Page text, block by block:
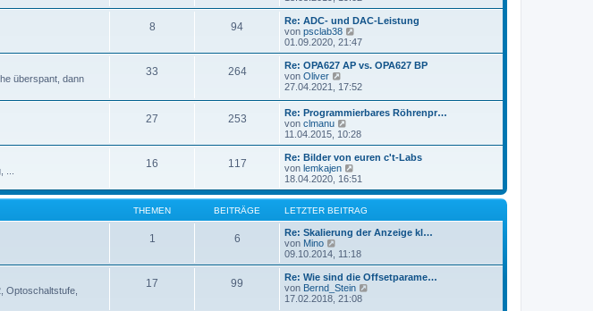
i
r
g
r
B
e
i
r
g
u
e
s
t
r
B
e
i
t
r
g
8 94
Re: ADC- und DAC-Leistung
von psclab38
e
u
e
t
B
i
t
r
g
01.09.2020, 21:47
überspant, dann
33 264
Re: OPA627 AP vs. OPA627 BP
von Oliver
e
s
t
e
B
e
i
t
r
a
g
27.04.2021, 17:52
27 253
Re: Programmierbares Röhrenpr…
von clmanu
e
u
e
s
t
r
B
e
i
t
r
g
11.04.2015, 10:28
16 117
Re: Bilder von euren c't-Labs
von lemkajen
e
u
e
s
t
e
B
e
i
t
r
18.04.2020, 16:51
THEMEN BEITRÄGE LETZTER BEITRAG
1 6
Re: Skalierung der Anzeige kl…
von Mino
e
u
e
s
t
09.10.2014, 11:18
Optoschaltstufe,
17 99
Re: Wie sind die Offsetparame…
von Bernd_Stein
17.02.2018, 21:08